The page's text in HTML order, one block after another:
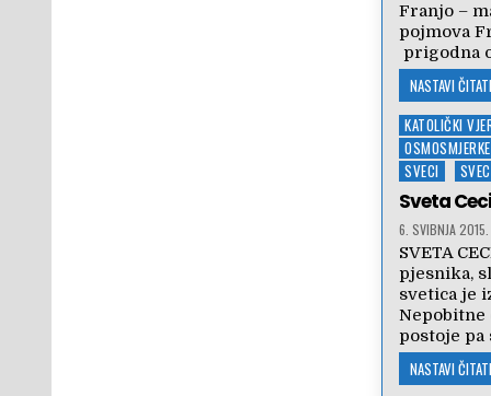
Franjo –
pojmova
prigodna
NASTAVI
Posted
in
KATOLIČKI
SVECI
Sveta
6. SVIBNJA 2015.
SVETA
pjesnika,
svetica je
Nepobitne
postoje pa
NASTAVI